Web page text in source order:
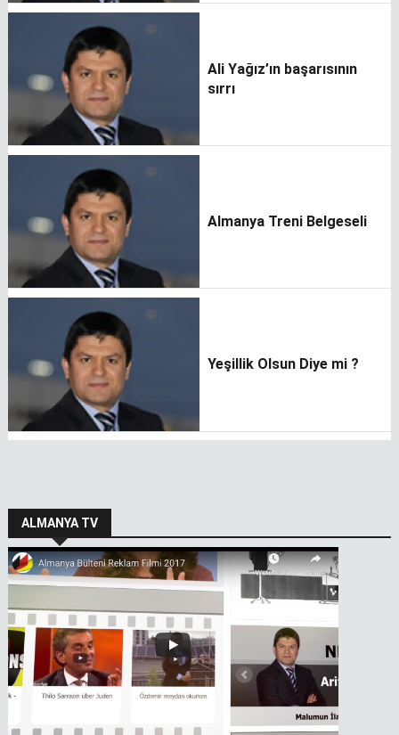
Ali Yağız’ın başarısının
sırrı
Almanya Treni Belgeseli
Yeşillik Olsun Diye mi ?
ALMANYA TV